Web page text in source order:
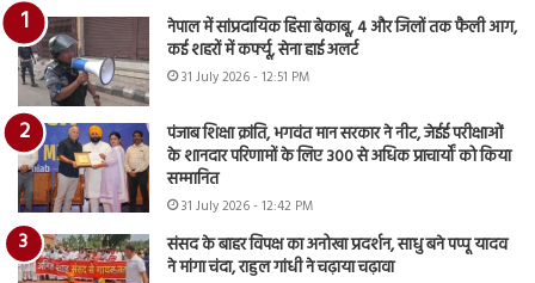
नेपाल में सांप्रदायिक हिंसा बेकाबू, 4 और जिलों तक फैली आग,
कई शहरों में कर्फ्यू, सेना हाई अलर्ट
31 July 2026 - 12:51 PM
पंजाब शिक्षा क्रांति, भगवंत मान सरकार ने नीट, जेईई परीक्षाओं
के शानदार परिणामों के लिए 300 से अधिक प्राचार्यों को किया
सम्मानित
31 July 2026 - 12:42 PM
संसद के बाहर विपक्ष का अनोखा प्रदर्शन, साधु बने पप्पू यादव
ने मांगा चंदा, राहुल गांधी ने चढ़ाया चढ़ावा